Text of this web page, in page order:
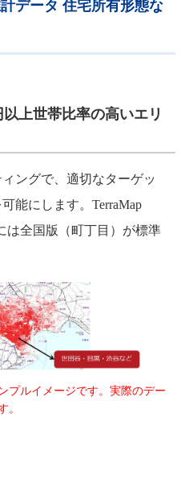
データ 住宅所有形態な
上世帯比率の高いエリ
ングで、適切なターゲッ
能にします。TerraMap
は全国版（町丁目）が標準
プルイメージです。実際のデー
。